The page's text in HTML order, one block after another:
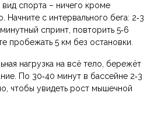
спорта – ничего кроме
с интервального бега: 2‑3
спринт, повторить 5‑6
пробежать 5 км без остановки.
нагрузка на всё тело, бережёт
По 30‑40 минут в бассейне 2‑3
чтобы увидеть рост мышечной